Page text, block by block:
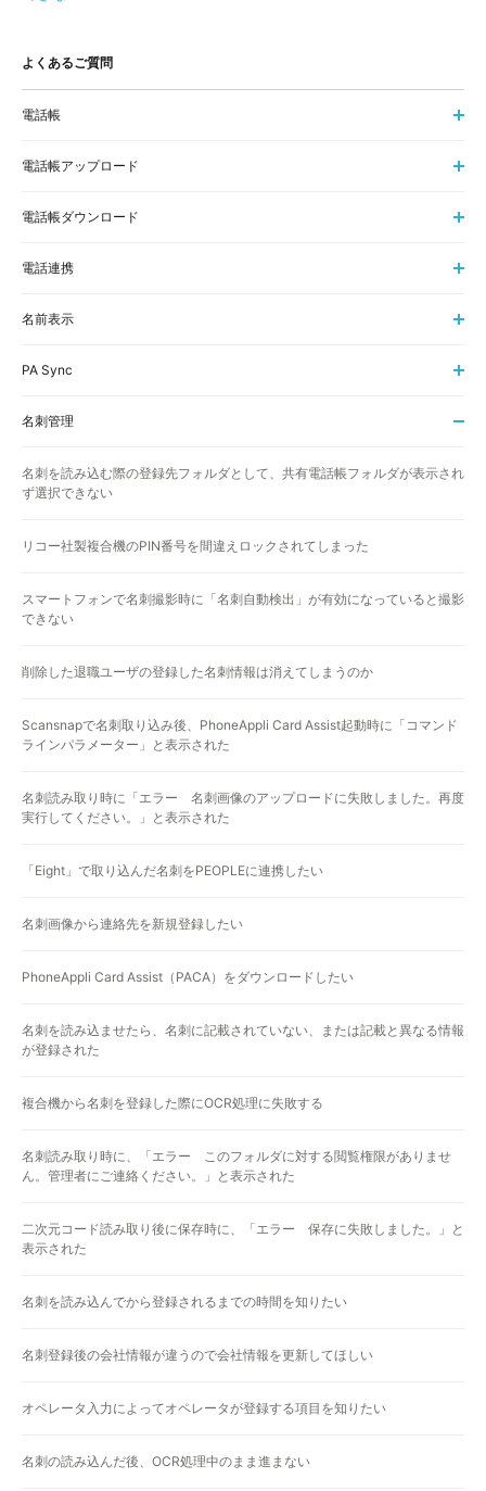
よくあるご質問
電話帳
電話帳アップロード
電話帳ダウンロード
電話連携
名前表示
PA Sync
名刺管理
名刺を読み込む際の登録先フォルダとして、共有電話帳フォルダが表示され
ず選択できない
リコー社製複合機のPIN番号を間違えロックされてしまった
スマートフォンで名刺撮影時に「名刺自動検出」が有効になっていると撮影
できない
削除した退職ユーザの登録した名刺情報は消えてしまうのか
Scansnapで名刺取り込み後、PhoneAppli Card Assist起動時に「コマンド
ラインパラメーター」と表示された
名刺読み取り時に「エラー 名刺画像のアップロードに失敗しました。再度
実行してください。」と表示された
「Eight」で取り込んだ名刺をPEOPLEに連携したい
名刺画像から連絡先を新規登録したい
PhoneAppli Card Assist（PACA）をダウンロードしたい
名刺を読み込ませたら、名刺に記載されていない、または記載と異なる情報
が登録された
複合機から名刺を登録した際にOCR処理に失敗する
名刺読み取り時に、「エラー このフォルダに対する閲覧権限がありませ
ん。管理者にご連絡ください。」と表示された
二次元コード読み取り後に保存時に、「エラー 保存に失敗しました。」と
表示された
名刺を読み込んでから登録されるまでの時間を知りたい
名刺登録後の会社情報が違うので会社情報を更新してほしい
オペレータ入力によってオペレータが登録する項目を知りたい
名刺の読み込んだ後、OCR処理中のまま進まない